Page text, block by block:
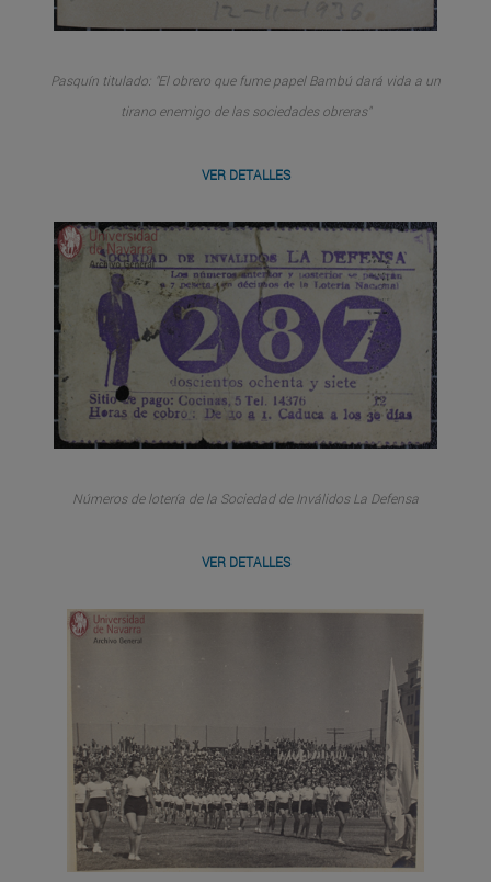
Pasquín titulado: "El obrero que fume papel Bambú dará vida a un
tirano enemigo de las sociedades obreras"
VER DETALLES
Números de lotería de la Sociedad de Inválidos La Defensa
VER DETALLES